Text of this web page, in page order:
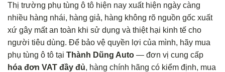
Thị trường phụ tùng ô tô hiện nay xuất hiện ngày càng
nhiều hàng nhái, hàng giả, hàng không rõ nguồn gốc xuất
xứ gây mất an toàn khi sử dụng và thiệt hại kinh tế cho
người tiêu dùng. Để bảo vệ quyền lợi của mình, hãy mua
phụ tùng ô tô tại Thành Dũng Auto — đơn vị cung cấp
hóa đơn VAT đầy đủ, hàng chính hãng có kiểm định, mua